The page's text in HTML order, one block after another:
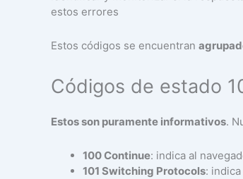
estos errores
Estos códigos se encuentran
Códigos de estado
Estos son puramente informativos.
100 Continue: indica al
101 Switching Protocols: